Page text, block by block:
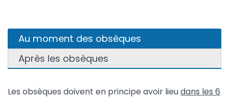
Au moment des obsèques
Après les obsèques
Les obsèques doivent en principe avoir lieudans les 6